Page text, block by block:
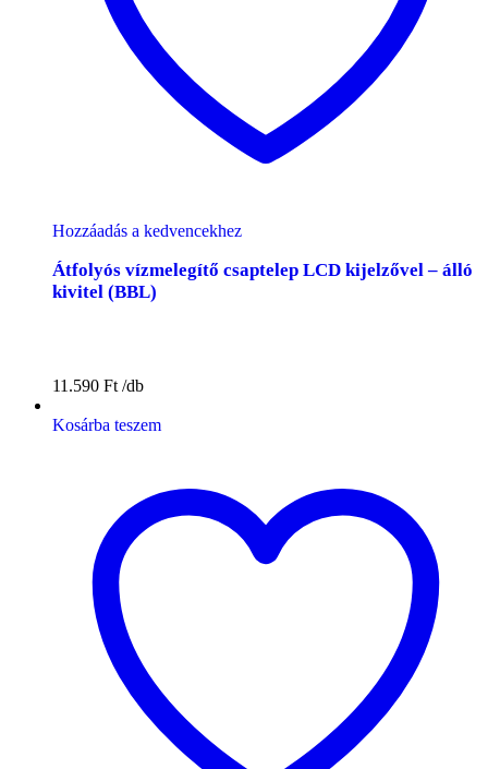
Hozzáadás a kedvencekhez
Átfolyós vízmelegítő csaptelep LCD kijelzővel – álló
kivitel (BBL)
11.590 Ft
Kosárba teszem